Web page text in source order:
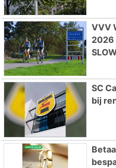
VVV
2026
SC
bij